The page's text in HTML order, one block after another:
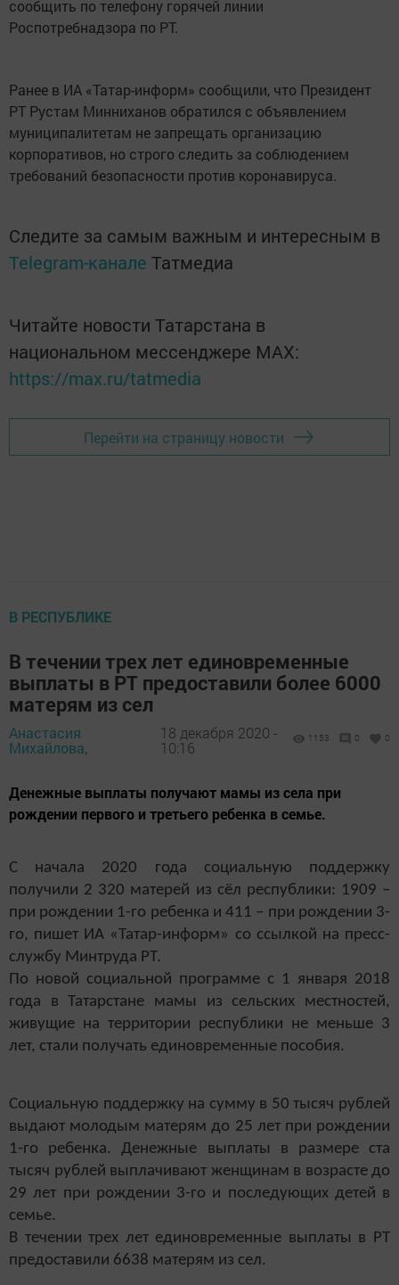
сообщить по телефону горячей линии
Роспотребнадзора по РТ.
Ранее в ИА «Татар-информ» сообщили, что Президент
РТ Рустам Минниханов обратился с объявлением
муниципалитетам не запрещать организацию
корпоративов, но строго следить за соблюдением
требований безопасности против коронавируса.
Следите за самым важным и интересным в
Telegram-канале Татмедиа
Читайте новости Татарстана в
национальном мессенджере MАХ:
https://max.ru/tatmedia
Перейти на страницу новости
В РЕСПУБЛИКЕ
В течении трех лет единовременные
выплаты в РТ предоставили более 6000
матерям из сел
Анастасия
Михайлова,
18 декабря 2020 -
10:16
1153 0 0
Денежные выплаты получают мамы из села при
рождении первого и третьего ребенка в семье.
С начала 2020 года социальную поддержку
получили 2 320 матерей из сёл республики: 1909 –
при рождении 1-го ребенка и 411 – при рождении 3-
го, пишет ИА «Татар-информ» со ссылкой на пресс-
службу Минтруда РТ.
По новой социальной программе с 1 января 2018
года в Татарстане мамы из сельских местностей,
живущие на территории республики не меньше 3
лет, стали получать единовременные пособия.
Социальную поддержку на сумму в 50 тысяч рублей
выдают молодым матерям до 25 лет при рождении
1-го ребенка. Денежные выплаты в размере ста
тысяч рублей выплачивают женщинам в возрасте до
29 лет при рождении 3-го и последующих детей в
семье.
В течении трех лет единовременные выплаты в РТ
предоставили 6638 матерям из сел.